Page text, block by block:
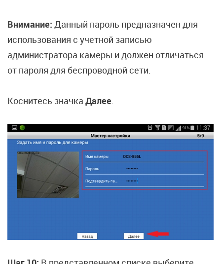
Внимание: Данный пароль предназначен для
использования с учетной записью
администратора камеры и должен отличаться
от пароля для беспроводной сети.
Коснитесь значка Далее.